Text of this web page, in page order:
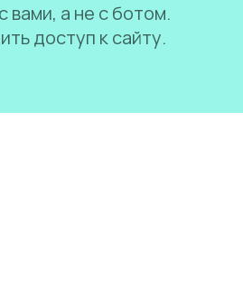
а не с ботом.
доступ к сайту.